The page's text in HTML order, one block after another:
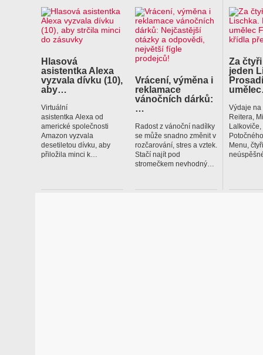
Hlasová
asistentka Alexa
vyzvala dívku (10),
aby…
Virtuální
asistentka Alexa od
americké společnosti
Amazon vyzvala
desetiletou dívku, aby
přiložila minci k…
Vrácení, výměna i
reklamace
vánočních dárků:
Radost z vánoční nadílky
se může snadno změnit v
rozčarování, stres a vztek.
Stačí najít pod
stromečkem nevhodný…
Za
jeden
Výdaje na
Reitera,
Menu,